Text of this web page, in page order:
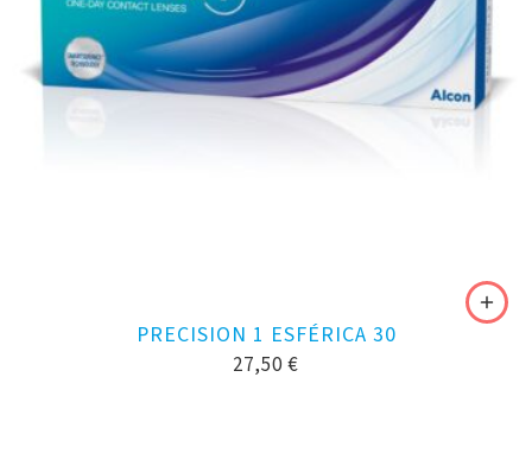
PRECISION 1 ESFÉRICA 30
27,50 €